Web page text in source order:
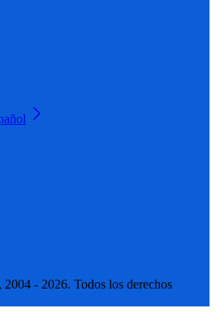
- 2026. Todos los derechos